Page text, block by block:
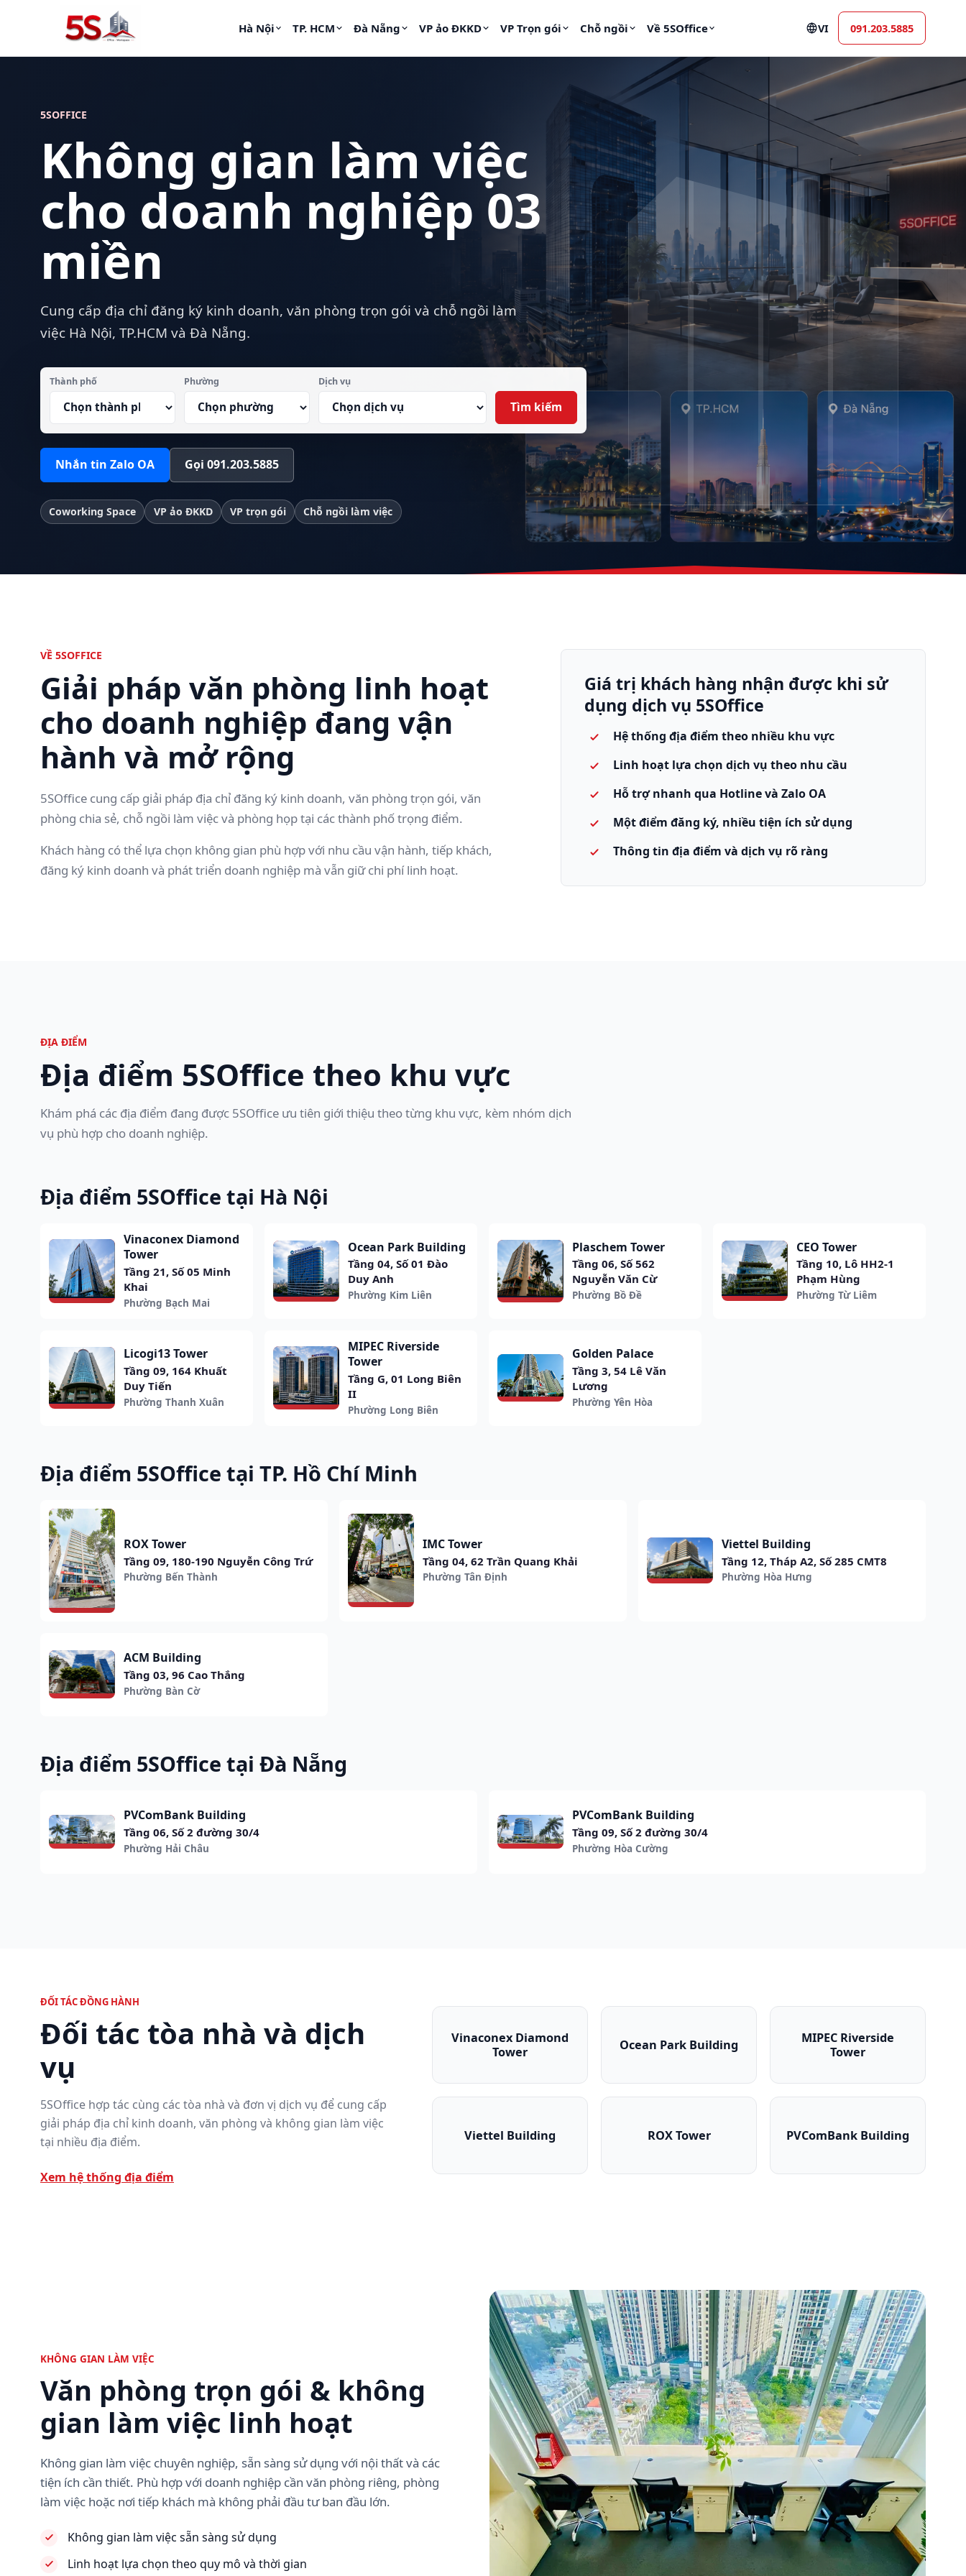
Hà Nội TP. HCM Đà Nẵng VP ảo ĐKKD VP Trọn gói Chỗ ngồi Về 5SOffice VI 091.203.5885
5SOFFICE
Không gian làm việc
cho doanh nghiệp 03
miền
Cung cấp địa chỉ đăng ký kinh doanh, văn phòng trọn gói và chỗ ngồi làm
việc Hà Nội, TP.HCM và Đà Nẵng.
Thành phố Phường Dịch vụ
Tìm kiếm
Nhắn tin Zalo OA Gọi 091.203.5885
Coworking Space VP ảo ĐKKD VP trọn gói Chỗ ngồi làm việc
VỀ 5SOFFICE
Giải pháp văn phòng linh hoạt
cho doanh nghiệp đang vận
hành và mở rộng
5SOffice cung cấp giải pháp địa chỉ đăng ký kinh doanh, văn phòng trọn gói, văn
phòng chia sẻ, chỗ ngồi làm việc và phòng họp tại các thành phố trọng điểm.
Khách hàng có thể lựa chọn không gian phù hợp với nhu cầu vận hành, tiếp khách,
đăng ký kinh doanh và phát triển doanh nghiệp mà vẫn giữ chi phí linh hoạt.
Giá trị khách hàng nhận được khi sử
dụng dịch vụ 5SOffice
Hệ thống địa điểm theo nhiều khu vực
Linh hoạt lựa chọn dịch vụ theo nhu cầu
Hỗ trợ nhanh qua Hotline và Zalo OA
Một điểm đăng ký, nhiều tiện ích sử dụng
Thông tin địa điểm và dịch vụ rõ ràng
ĐỊA ĐIỂM
Địa điểm 5SOffice theo khu vực
Khám phá các địa điểm đang được 5SOffice ưu tiên giới thiệu theo từng khu vực, kèm nhóm dịch
vụ phù hợp cho doanh nghiệp.
Địa điểm 5SOffice tại Hà Nội
Vinaconex Diamond
Tower
Tầng 21, Số 05 Minh
Khai
Phường Bạch Mai
Ocean Park Building
Tầng 04, Số 01 Đào
Duy Anh
Phường Kim Liên
Plaschem Tower
Tầng 06, Số 562
Nguyễn Văn Cừ
Phường Bồ Đề
CEO Tower
Tầng 10, Lô HH2-1
Phạm Hùng
Phường Từ Liêm
Licogi13 Tower
Tầng 09, 164 Khuất
Duy Tiến
Phường Thanh Xuân
MIPEC Riverside
Tower
Tầng G, 01 Long Biên
II
Phường Long Biên
Golden Palace
Tầng 3, 54 Lê Văn
Lương
Phường Yên Hòa
Địa điểm 5SOffice tại TP. Hồ Chí Minh
ROX Tower
Tầng 09, 180-190 Nguyễn Công Trứ
Phường Bến Thành
IMC Tower
Tầng 04, 62 Trần Quang Khải
Phường Tân Định
Viettel Building
Tầng 12, Tháp A2, Số 285 CMT8
Phường Hòa Hưng
ACM Building
Tầng 03, 96 Cao Thắng
Phường Bàn Cờ
Địa điểm 5SOffice tại Đà Nẵng
PVComBank Building
Tầng 06, Số 2 đường 30/4
Phường Hải Châu
PVComBank Building
Tầng 09, Số 2 đường 30/4
Phường Hòa Cường
ĐỐI TÁC ĐỒNG HÀNH
Đối tác tòa nhà và dịch
vụ
5SOffice hợp tác cùng các tòa nhà và đơn vị dịch vụ để cung cấp
giải pháp địa chỉ kinh doanh, văn phòng và không gian làm việc
tại nhiều địa điểm.
Xem hệ thống địa điểm
Vinaconex Diamond
TowerVinaconex Diamond Tower
Ocean Park Building
Ocean Park Building
MIPEC Riverside
TowerMIPEC Riverside
Viettel Building
Viettel Building
ROX Tower
ROX Tower
PVComBank Building
PVComBank Building
KHÔNG GIAN LÀM VIỆC
Văn phòng trọn gói & không
gian làm việc linh hoạt
Không gian làm việc chuyên nghiệp, sẵn sàng sử dụng với nội thất và các
tiện ích cần thiết. Phù hợp với doanh nghiệp cần văn phòng riêng, phòng
làm việc hoặc nơi tiếp khách mà không phải đầu tư ban đầu lớn.
Không gian làm việc sẵn sàng sử dụng
Linh hoạt lựa chọn theo quy mô và thời gian